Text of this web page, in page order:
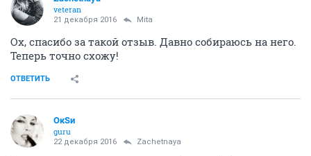
veteran
21 декабря 2016 Mita
Ох, спасибо за такой отзыв. Давно собираюсь на него.
Теперь точно схожу!
ОТВЕТИТЬ
ОкSи
guru
22 декабря 2016 Zachetnaya